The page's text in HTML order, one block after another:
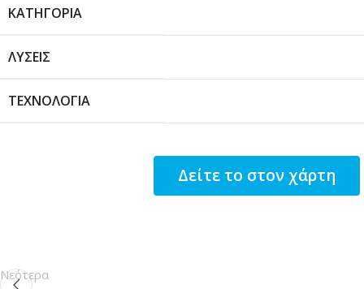
ΚΑΤΗΓΟΡΊΑ
ΛΎΣΕΙΣ
ΤΕΧΝΟΛΟΓΊΑ
Δείτε το στον χάρτη
Νεότερα